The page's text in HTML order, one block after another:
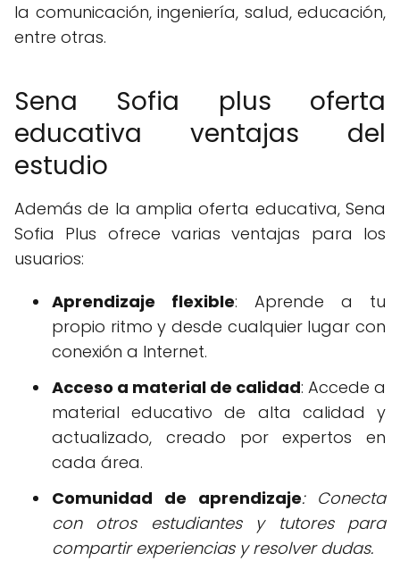
la comunicación, ingeniería, salud, educación,
entre otras.
Sena Sofia plus oferta
educativa ventajas del
estudio
Además de la amplia oferta educativa, Sena
Sofia Plus ofrece varias ventajas para los
usuarios:
Aprendizaje flexible: Aprende a tu
propio ritmo y desde cualquier lugar con
conexión a Internet.
Acceso a material de calidad: Accede a
material educativo de alta calidad y
actualizado, creado por expertos en
cada área.
Comunidad de aprendizaje: Conecta
con otros estudiantes y tutores para
compartir experiencias y resolver dudas.